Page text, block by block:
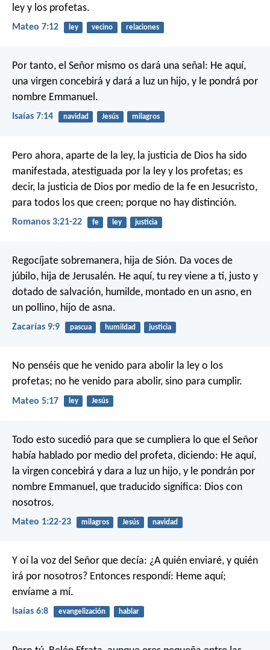
ley y los profetas.
Mateo 7:12 ley vecino relaciones
Por tanto, el Señor mismo os dará una señal: He aquí,
una virgen concebirá y dará a luz un hijo, y le pondrá por
nombre Emmanuel.
Isaías 7:14 navidad Jesús milagros
Pero ahora, aparte de la ley, la justicia de Dios ha sido
manifestada, atestiguada por la ley y los profetas; es
decir, la justicia de Dios por medio de la fe en Jesucristo,
para todos los que creen; porque no hay distinción.
Romanos 3:21-22 fe ley justicia
Regocíjate sobremanera, hija de Sión. Da voces de
júbilo, hija de Jerusalén. He aquí, tu rey viene a ti, justo y
dotado de salvación, humilde, montado en un asno, en
un pollino, hijo de asna.
Zacarías 9:9 pascua humildad justicia
No penséis que he venido para abolir la ley o los
profetas; no he venido para abolir, sino para cumplir.
Mateo 5:17 ley Jesús
Todo esto sucedió para que se cumpliera lo que el Señor
había hablado por medio del profeta, diciendo: He aquí,
la virgen concebirá y dara a luz un hijo, y le pondrán por
nombre Emmanuel, que traducido significa: Dios con
nosotros.
Mateo 1:22-23 milagros Jesús navidad
Y oí la voz del Señor que decía: ¿A quién enviaré, y quién
irá por nosotros? Entonces respondí: Heme aquí;
envíame a mí.
Isaías 6:8 evangelización hablar